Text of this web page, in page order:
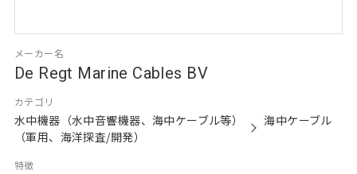
メーカー名
De Regt Marine Cables BV
カテゴリ
水中機器（水中音響機器、海中ケーブル等）
海中ケーブル
（軍用、海洋探査/開発）
特徴